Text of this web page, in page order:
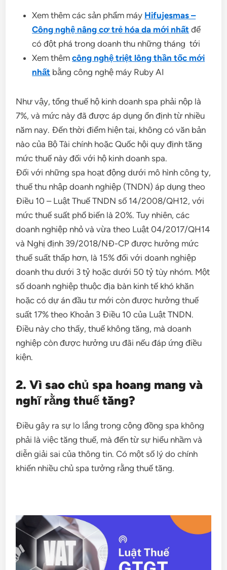
Xem thêm các sản phẩm máy Hifujesmas –
Công nghệ nâng cơ trẻ hóa da mới nhất để
có đột phá trong doanh thu những tháng tới
Xem thêmcông nghệ triệt lông thần tốc mới
nhất bằng công nghệ máy Ruby AI
Như vậy, tổng thuế hộ kinh doanh spa phải nộp là
7%, và mức này đã được áp dụng ổn định từ nhiều
năm nay. Đến thời điểm hiện tại, không có văn bản
nào của Bộ Tài chính hoặc Quốc hội quy định tăng
mức thuế này đối với hộ kinh doanh spa.
Đối với những spa hoạt động dưới mô hình công ty,
thuế thu nhập doanh nghiệp (TNDN) áp dụng theo
Điều 10 – Luật Thuế TNDN số 14/2008/QH12, với
mức thuế suất phổ biến là 20%. Tuy nhiên, các
doanh nghiệp nhỏ và vừa theo Luật 04/2017/QH14
và Nghị định 39/2018/NĐ-CP được hưởng mức
thuế suất thấp hơn, là 15% đối với doanh nghiệp
doanh thu dưới 3 tỷ hoặc dưới 50 tỷ tùy nhóm. Một
số doanh nghiệp thuộc địa bàn kinh tế khó khăn
hoặc có dự án đầu tư mới còn được hưởng thuế
suất 17% theo Khoản 3 Điều 10 của Luật TNDN.
Điều này cho thấy, thuế không tăng, mà doanh
nghiệp còn được hưởng ưu đãi nếu đáp ứng điều
kiện.
2. Vì sao chủ spa hoang mang và
nghĩ rằng thuế tăng?
Điều gây ra sự lo lắng trong cộng đồng spa không
phải là việc tăng thuế, mà đến từ sự hiểu nhầm và
diễn giải sai của thông tin. Có một số lý do chính
khiến nhiều chủ spa tưởng rằng thuế tăng.